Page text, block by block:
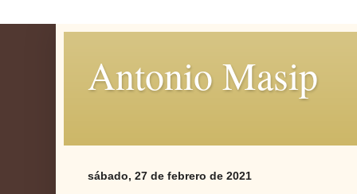
Antonio Masip
sábado, 27 de febrero de 2021